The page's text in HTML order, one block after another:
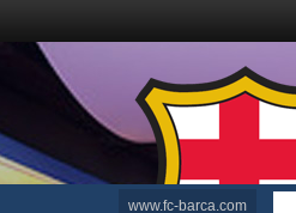
www.fc-barca.com